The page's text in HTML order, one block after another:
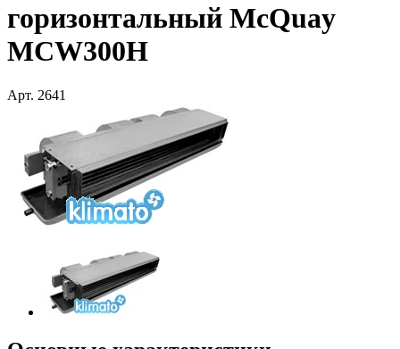
горизонтальный McQuay
MCW300H
Арт. 2641